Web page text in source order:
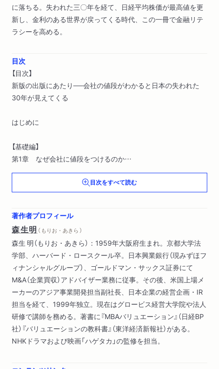
に落ちる。失われた三〇年を経て、日経平均株価が最高値を更
新し、金利のある世界が戻ってくる時代、この一冊で金融リテ
ラシーを高める。
目次
【目次】
新版の出版にあたり──会社の値段がわかると日本の失われた
30年が見えてくる
はじめに
【基礎編】
第1章 なぜ会社に値段をつけるのか
日本人の伝統的会社観／株式会社と資本主義の誕生／公開株式
市場への発展／二〇世紀米国の資本主義／日本の資本主義／日
本の「失われた三〇年」の根底にあるもの／株式上場もＭ＆Ａも
ーゲーム、格差拡大／カネで買えないものはない、でいいの
か？／ベンチャー起業家は本当に稼いでいるのか？
第2章 「米国流」の基本ルール──ファイナンス的思考
「米国流」がグローバルスタンダードな理由／投資価値算定の万
国共通ツール／永遠に同じキャッシュを生みつづける金融商品
の値段／お金の時間価値──現在価値という発想／企業価値算定
の原理／リスクを数値化する／最低限覚えておくべき公式
第3章 会社は誰のものなのか？
株主至上主義の紆余曲折／所有と経営の分離から一九六〇年代
主義のベースにある新自由主義／会社の利益は誰のもの？／権
目次をすべて読む
著作者プロフィール
森生明 （ もりお・あきら ）
森生 明（もりお・あきら）：1959年大阪府生まれ。京都大学法
学部、ハーバード・ロースクール卒。日本興業銀行（現みずほフ
ィナンシャルグループ）、ゴールドマン・サックス証券にて
M&A（企業買収）アドバイザー業務に従事。その後、米国上場メ
ーカーのアジア事業開発担当副社長、日本企業の経営企画・IR
担当を経て、1999年独立。現在はグロービス経営大学院や法人
研修で講師を務める。著書に『MBAバリュエーション』（日経BP
社）『バリュエーションの教科書』（東洋経済新報社）がある。
NHKドラマおよび映画「ハゲタカ」の監修を担当。